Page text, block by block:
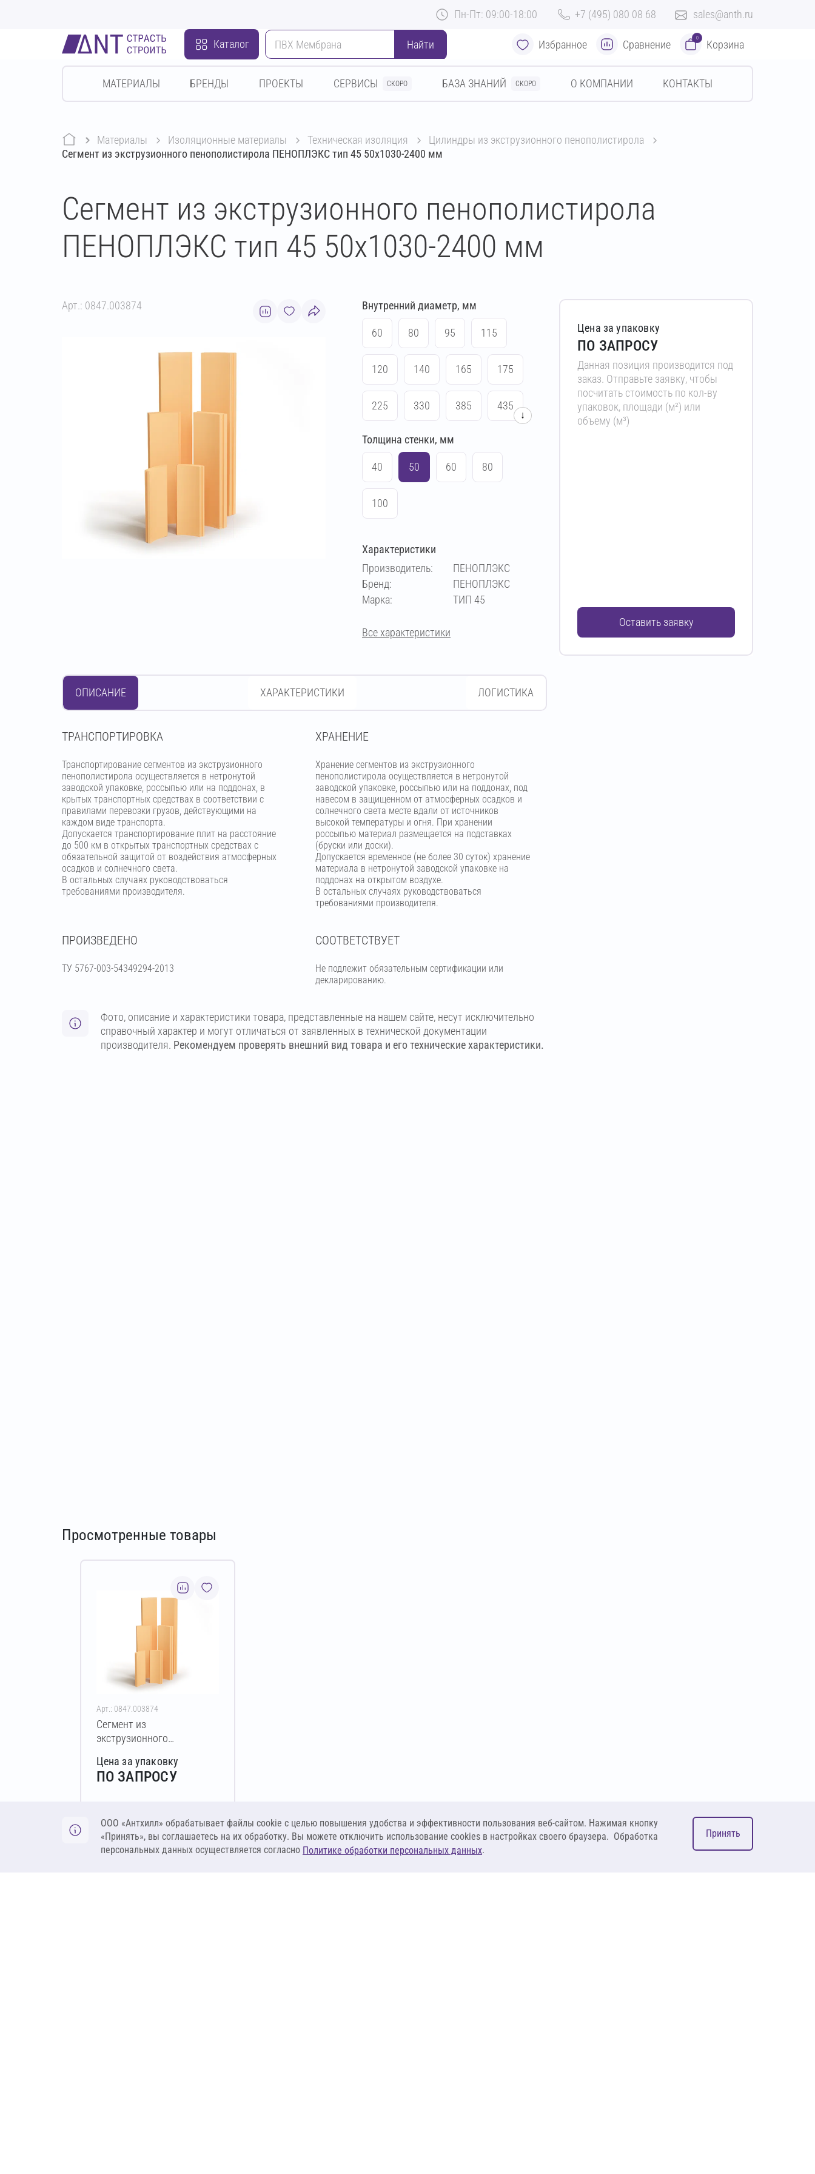
Пн-Пт: 09:00-18:00 +7 (495) 080 08 68 sales@anth.ru
Каталог Найти Избранное Сравнение
0
Корзина
МАТЕРИАЛЫ БРЕНДЫ ПРОЕКТЫ СЕРВИСЫ СКОРО БАЗА ЗНАНИЙ СКОРО О КОМПАНИИ КОНТАКТЫ
Материалы изоляционные материалы техническая изоляция
цилиндры из экструзионного пенополистирола
Сегмент из экструзионного пенополистирола ПЕНОПЛЭКС тип 45 50х1030-2400 мм
Сегмент из экструзионного пенополистирола
ПЕНОПЛЭКС тип 45 50х1030-2400 мм
Арт.: 0847.003874 Внутренний диаметр, мм
60 80 95 115
120 140 165 175
225 330 385 435
540 640
1030 1230
↓
Толщина стенки, мм
40 50 60 80
100
Характеристики
Производитель:
ПЕНОПЛЭКС
Бренд:
ПЕНОПЛЭКС
Марка:
ТИП 45
Все характеристики
ОПИСАНИЕ ХАРАКТЕРИСТИКИ ЛОГИСТИКА
ТРАНСПОРТИРОВКА
Транспортирование сегментов из экструзионного
пенополистирола осуществляется в нетронутой
заводской упаковке, россыпью или на поддонах, в
крытых транспортных средствах в соответствии с
правилами перевозки грузов, действующими на
каждом виде транспорта.
Допускается транспортирование плит на расстояние
до 500 км в открытых транспортных средствах с
обязательной защитой от воздействия атмосферных
осадков и солнечного света.
В остальных случаях руководствоваться
требованиями производителя.
ХРАНЕНИЕ
Хранение сегментов из экструзионного
пенополистирола осуществляется в нетронутой
заводской упаковке, россыпью или на поддонах, под
навесом в защищенном от атмосферных осадков и
солнечного света месте вдали от источников
высокой температуры и огня. При хранении
россыпью материал размещается на подставках
(бруски или доски).
Допускается временное (не более 30 суток) хранение
материала в нетронутой заводской упаковке на
поддонах на открытом воздухе.
В остальных случаях руководствоваться
требованиями производителя.
ПРОИЗВЕДЕНО
ТУ 5767-003-54349294-2013
СООТВЕТСТВУЕТ
Не подлежит обязательным сертификации или
декларированию.
Фото, описание и характеристики товара, представленные на нашем сайте, несут исключительно
справочный характер и могут отличаться от заявленных в технической документации
производителя. Рекомендуем проверять внешний вид товара и его технические характеристики.
Цена за упаковку
ПО ЗАПРОСУ
Данная позиция производится под
заказ. Отправьте заявку, чтобы
посчитать стоимость по кол-ву
упаковок, площади (м²) или
объему (м³)
Оставить заявку
Просмотренные товары
Арт.: 0847.003874
Сегмент из
экструзионного
ПЕНОПЛЭКС тип 45
50х1030-2400 мм
Цена за упаковку
ПО ЗАПРОСУ
Оставить заявку
ООО «Антхилл» обрабатывает файлы cookie c целью повышения удобства и эффективности пользования веб-сайтом. Нажимая кнопку
«Принять», вы соглашаетесь на их обработку. Вы можете отключить использование cookies в настройках своего браузера. Обработка
персональных данных осуществляется согласно Политике обработки персональных данных.
Принять